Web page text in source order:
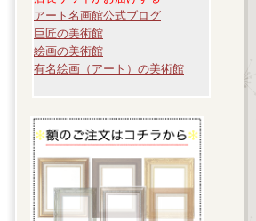
アート名画館公式ブログ
巨匠の美術館
絵画の美術館
有名絵画（アート）の美術館